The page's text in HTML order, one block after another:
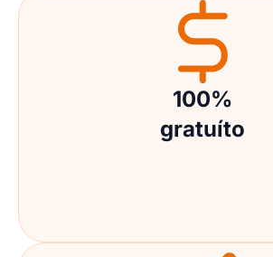
100%
gratuíto